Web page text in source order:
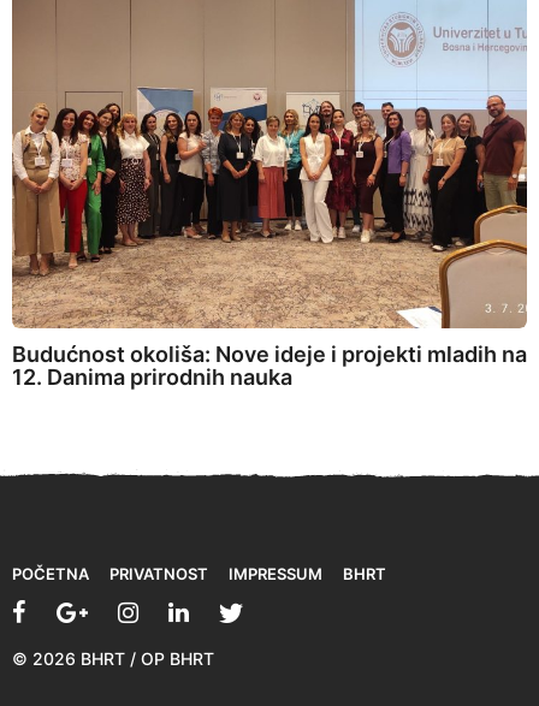
Budućnost okoliša: Nove ideje i projekti mladih na
12. Danima prirodnih nauka
POČETNA PRIVATNOST IMPRESSUM BHRT
© 2026 BHRT / OP BHRT